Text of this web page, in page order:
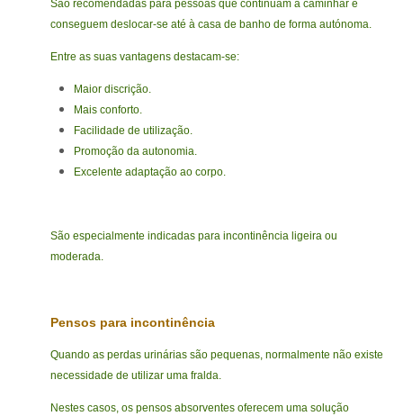
São recomendadas para pessoas que continuam a caminhar e
conseguem deslocar-se até à casa de banho de forma autónoma.
Entre as suas vantagens destacam-se:
Maior discrição.
Mais conforto.
Facilidade de utilização.
Promoção da autonomia.
Excelente adaptação ao corpo.
São especialmente indicadas para incontinência ligeira ou
moderada.
Pensos para incontinência
Quando as perdas urinárias são pequenas, normalmente não existe
necessidade de utilizar uma fralda.
Nestes casos, os pensos absorventes oferecem uma solução